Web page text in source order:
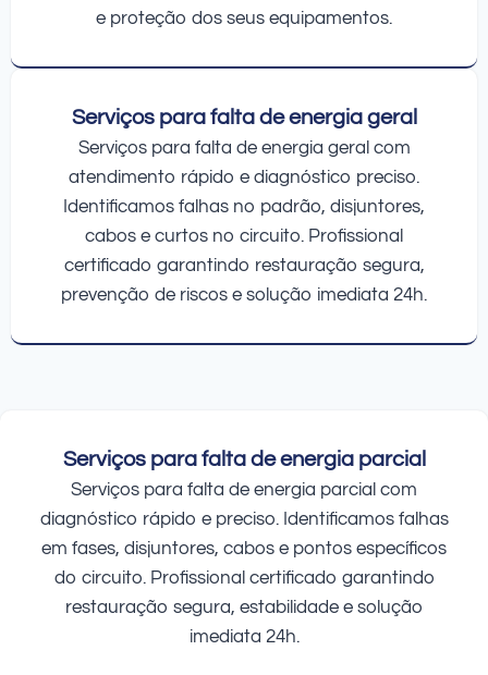
e proteção dos seus equipamentos.
Serviços para falta de energia geral
Serviços para falta de energia geral com
atendimento rápido e diagnóstico preciso.
Identificamos falhas no padrão, disjuntores,
cabos e curtos no circuito. Profissional
certificado garantindo restauração segura,
prevenção de riscos e solução imediata 24h.
Serviços para falta de energia parcial
Serviços para falta de energia parcial com
diagnóstico rápido e preciso. Identificamos falhas
em fases, disjuntores, cabos e pontos específicos
do circuito. Profissional certificado garantindo
restauração segura, estabilidade e solução
imediata 24h.